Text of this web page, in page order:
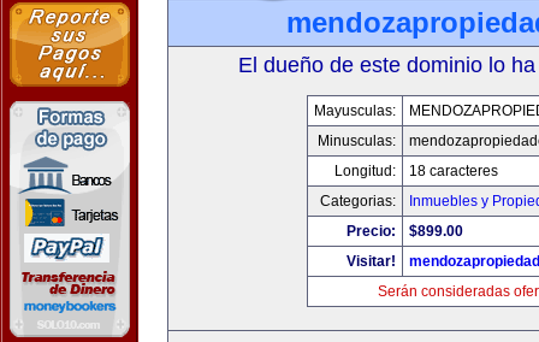
El dueño de este dominio lo
Mayusculas:
Minusculas:
Longitud:
18 caracteres
Categorias:
Inmuebles y
Precio:
$899.00
Visitar!
Serán consideradas